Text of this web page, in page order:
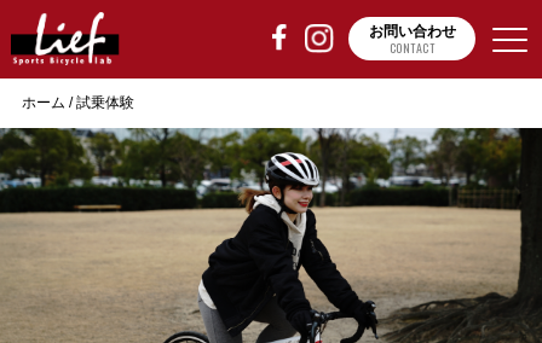
お問い合わせ
CONTACT
ホーム /試乗体験